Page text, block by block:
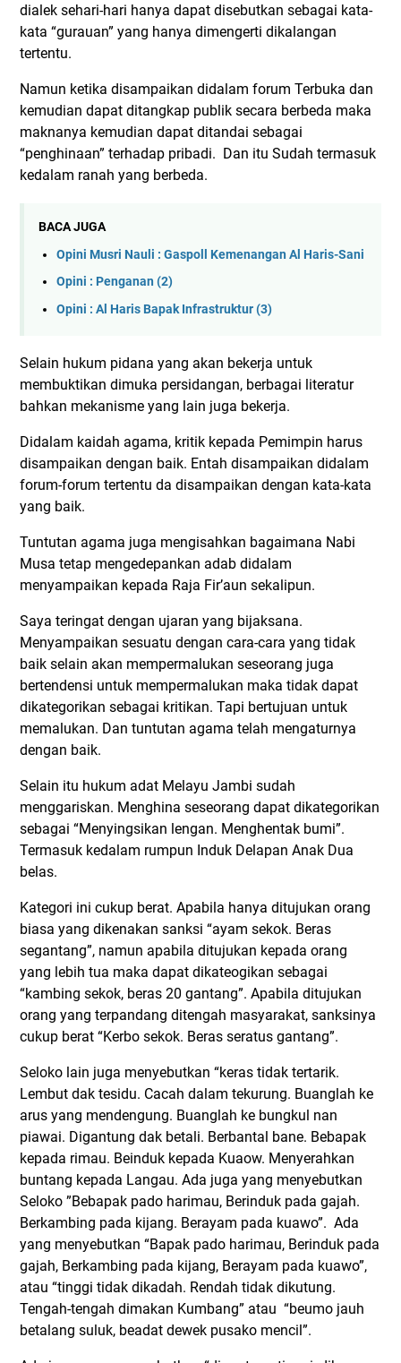
dialek sehari-hari hanya dapat disebutkan sebagai kata-
kata “gurauan” yang hanya dimengerti dikalangan
tertentu.
Namun ketika disampaikan didalam forum Terbuka dan
kemudian dapat ditangkap publik secara berbeda maka
maknanya kemudian dapat ditandai sebagai
“penghinaan” terhadap pribadi. Dan itu Sudah termasuk
kedalam ranah yang berbeda.
BACA JUGA
Opini Musri Nauli : Gaspoll Kemenangan Al Haris-Sani
Opini : Penganan (2)
Opini : Al Haris Bapak Infrastruktur (3)
Selain hukum pidana yang akan bekerja untuk
membuktikan dimuka persidangan, berbagai literatur
bahkan mekanisme yang lain juga bekerja.
Didalam kaidah agama, kritik kepada Pemimpin harus
disampaikan dengan baik. Entah disampaikan didalam
forum-forum tertentu da disampaikan dengan kata-kata
yang baik.
Tuntutan agama juga mengisahkan bagaimana Nabi
Musa tetap mengedepankan adab didalam
menyampaikan kepada Raja Fir’aun sekalipun.
Saya teringat dengan ujaran yang bijaksana.
Menyampaikan sesuatu dengan cara-cara yang tidak
baik selain akan mempermalukan seseorang juga
bertendensi untuk mempermalukan maka tidak dapat
dikategorikan sebagai kritikan. Tapi bertujuan untuk
memalukan. Dan tuntutan agama telah mengaturnya
dengan baik.
Selain itu hukum adat Melayu Jambi sudah
menggariskan. Menghina seseorang dapat dikategorikan
sebagai “Menyingsikan lengan. Menghentak bumi”.
Termasuk kedalam rumpun Induk Delapan Anak Dua
belas.
Kategori ini cukup berat. Apabila hanya ditujukan orang
biasa yang dikenakan sanksi “ayam sekok. Beras
segantang”, namun apabila ditujukan kepada orang
yang lebih tua maka dapat dikateogikan sebagai
“kambing sekok, beras 20 gantang”. Apabila ditujukan
orang yang terpandang ditengah masyarakat, sanksinya
cukup berat “Kerbo sekok. Beras seratus gantang”.
Seloko lain juga menyebutkan “keras tidak tertarik.
Lembut dak tesidu. Cacah dalam tekurung. Buanglah ke
arus yang mendengung. Buanglah ke bungkul nan
piawai. Digantung dak betali. Berbantal bane. Bebapak
kepada rimau. Beinduk kepada Kuaow. Menyerahkan
buntang kepada Langau. Ada juga yang menyebutkan
Seloko ”Bebapak pado harimau, Berinduk pada gajah.
Berkambing pada kijang. Berayam pada kuawo”. Ada
yang menyebutkan “Bapak pado harimau, Berinduk pada
gajah, Berkambing pada kijang, Berayam pada kuawo”,
atau “tinggi tidak dikadah. Rendah tidak dikutung.
Tengah-tengah dimakan Kumbang” atau “beumo jauh
betalang suluk, beadat dewek pusako mencil”.